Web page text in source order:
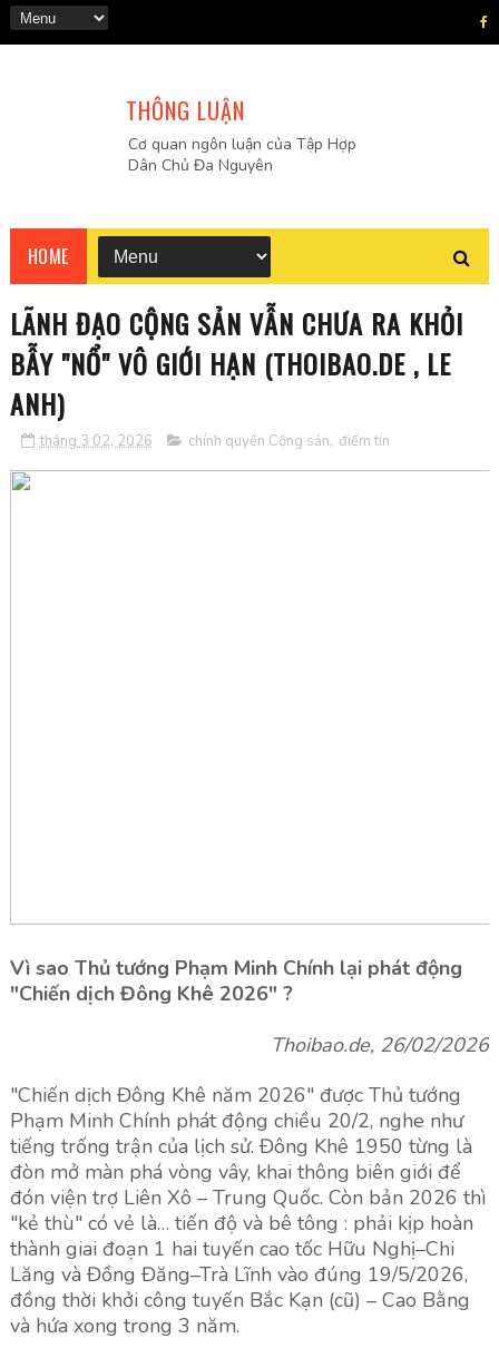
THÔNG LUẬN
Cơ quan ngôn luận của Tập Hợp
Dân Chủ Đa Nguyên
HOME
LÃNH ĐẠO CỘNG SẢN VẪN CHƯA RA KHỎI
BẪY "NỔ" VÔ GIỚI HẠN (THOIBAO.DE , LE
ANH)
tháng 3 02, 2026 chính quyền Cộng sản, điểm tin
Vì sao Thủ tướng Phạm Minh Chính lại phát động
"Chiến dịch Đông Khê 2026" ?
Thoibao.de, 26/02/2026
"Chiến dịch Đông Khê năm 2026" được Thủ tướng
Phạm Minh Chính phát động chiều 20/2, nghe như
tiếng trống trận của lịch sử. Đông Khê 1950 từng là
đòn mở màn phá vòng vây, khai thông biên giới để
đón viện trợ Liên Xô – Trung Quốc. Còn bản 2026 thì
"kẻ thù" có vẻ là… tiến độ và bê tông : phải kịp hoàn
thành giai đoạn 1 hai tuyến cao tốc Hữu Nghị–Chi
Lăng và Đồng Đăng–Trà Lĩnh vào đúng 19/5/2026,
đồng thời khởi công tuyến Bắc Kạn (cũ) – Cao Bằng
và hứa xong trong 3 năm.